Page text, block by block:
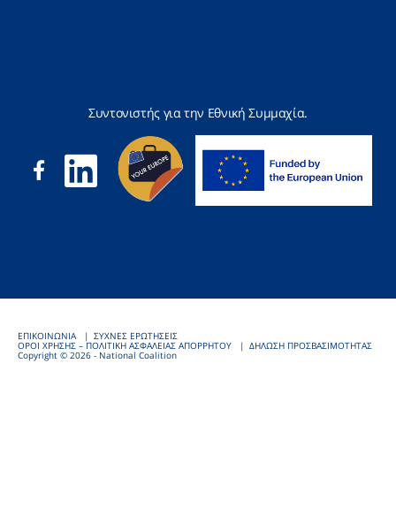
Συντονιστής για την Εθνική Συμμαχία.
ΕΠΙΚΟΙΝΩΝΙΑ
ΣΥΧΝΕΣ ΕΡΩΤΗΣΕΙΣ
ΟΡΟΙ ΧΡΗΣΗΣ – ΠΟΛΙΤΙΚΗ ΑΣΦΑΛΕΙΑΣ ΑΠΟΡΡΗΤΟΥ
ΔΗΛΩΣΗ ΠΡΟΣΒΑΣΙΜΟΤΗΤΑΣ
Copyright © 2026 - National Coalition